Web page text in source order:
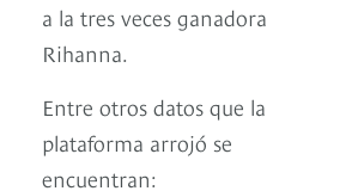
a la tres veces ganadora
Rihanna.
Entre otros datos que la
plataforma arrojó se
encuentran: